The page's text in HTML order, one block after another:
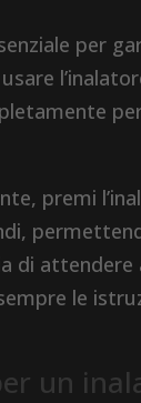
per
premi
di
le
un